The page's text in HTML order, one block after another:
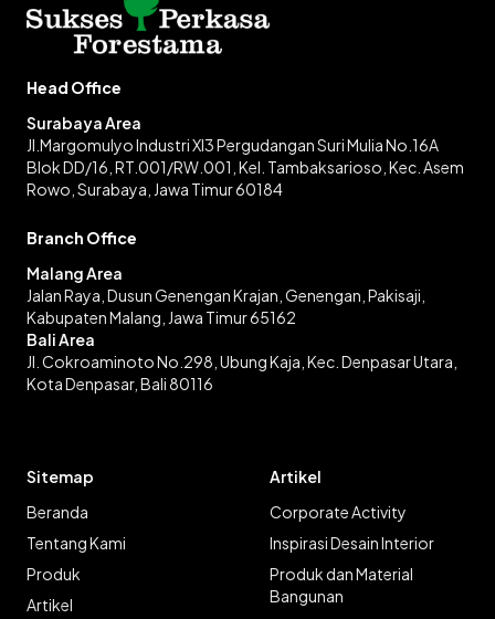
Head Office
Surabaya Area
Jl.Margomulyo Industri XI3 Pergudangan Suri Mulia No.16A
Blok DD/16, RT.001/RW.001, Kel. Tambaksarioso, Kec. Asem
Rowo, Surabaya, Jawa Timur 60184
Branch Office
Malang Area
Jalan Raya, Dusun Genengan Krajan, Genengan, Pakisaji,
Kabupaten Malang, Jawa Timur 65162
Bali Area
Jl. Cokroaminoto No.298, Ubung Kaja, Kec. Denpasar Utara,
Kota Denpasar, Bali 80116
Sitemap
Beranda
Tentang Kami
Produk
Artikel
Artikel
Corporate Activity
Inspirasi Desain Interior
Produk dan Material
Bangunan